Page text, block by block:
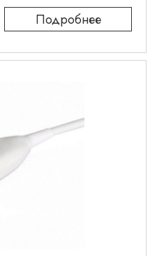
Подробнее